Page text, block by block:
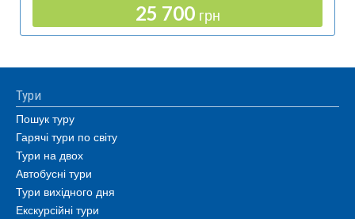
25 700 грн
Тури
Пошук туру
Гарячі тури по світу
Тури на двох
Автобусні тури
Тури вихідного дня
Екскурсійні тури